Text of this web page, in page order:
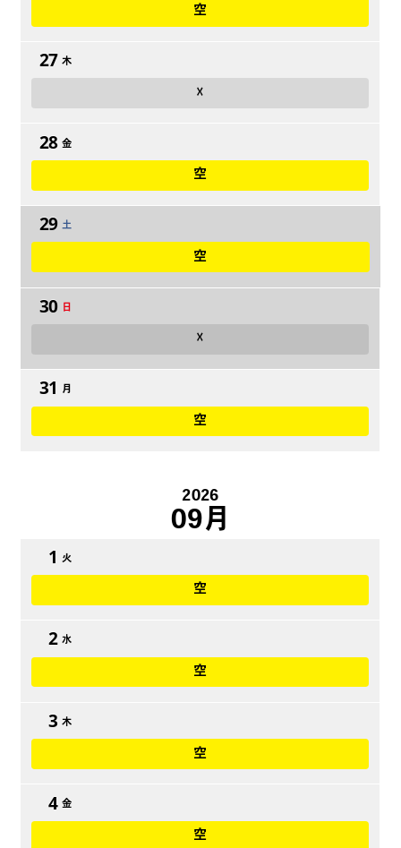
空
27 木
☓
28 金
空
29 土
空
30 日
☓
31 月
空
2026
09月
1 火
空
2 水
空
3 木
空
4 金
空